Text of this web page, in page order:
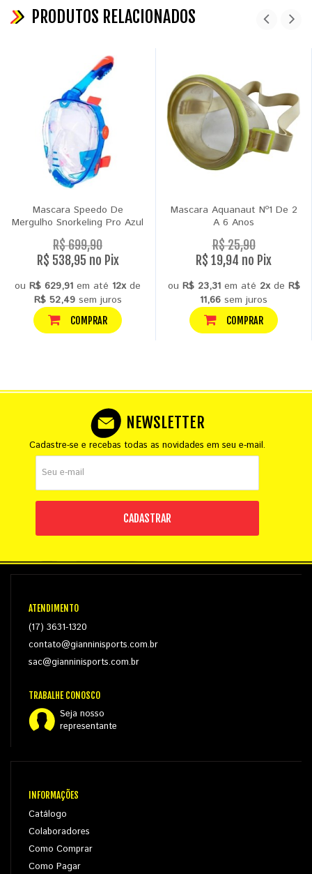
PRODUTOS RELACIONADOS
Mascara Speedo De
Mergulho Snorkeling Pro Azul
R$ 699,90
R$ 538,95 no Pix
ou R$ 629,91 em até 12xde
R$ 52,49sem juros
COMPRAR
Mascara Aquanaut Nº1 De 2
A 6 Anos
R$ 25,90
R$ 19,94 no Pix
ou R$ 23,31em até 2xde R$
11,66 sem juros
COMPRAR
NEWSLETTER
Cadastre-se e recebas todas as novidades em seu e-mail.
CADASTRAR
ATENDIMENTO
(17) 3631-1320
contato@gianninisports.com.br
sac@gianninisports.com.br
TRABALHE CONOSCO
Seja nosso
representante
INFORMAÇÕES
Catálogo
Colaboradores
Como Comprar
Como Pagar